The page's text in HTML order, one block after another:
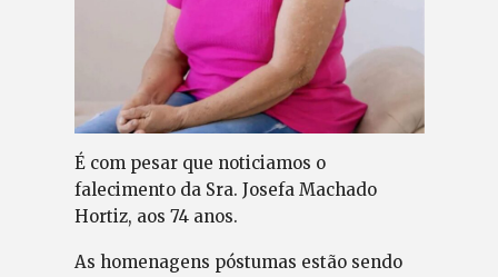
É com pesar que noticiamos o
falecimento da Sra. Josefa Machado
Hortiz, aos 74 anos.
As homenagens póstumas estão sendo